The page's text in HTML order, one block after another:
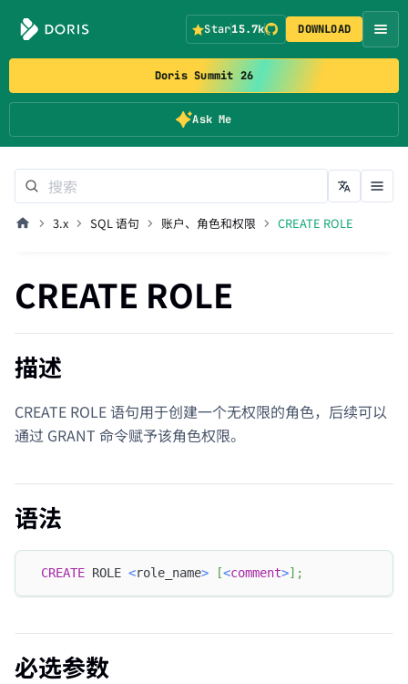
Doris Summit 26
Ask Me
Star15.7k DOWNLOAD
3.x SQL 语句 账户、角色和权限 CREATE ROLE
CREATE ROLE
描述
CREATE ROLE 语句用于创建一个无权限的角色，后续可以
通过 GRANT 命令赋予该角色权限。
语法
CREATE ROLE <role_name> [<comment>] ;
必选参数